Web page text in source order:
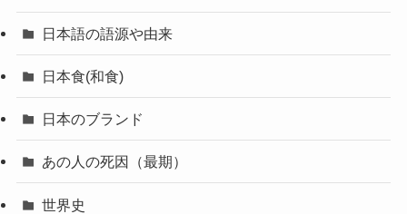
日本語の語源や由来
日本食(和食)
日本のブランド
あの人の死因（最期）
世界史